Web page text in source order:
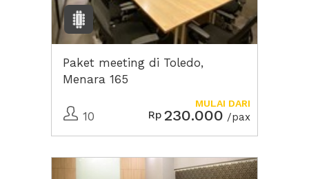
Paket meeting di Toledo,
Menara 165
10 Rp 230.000 /pax
MULAI DARI
Previous Next2